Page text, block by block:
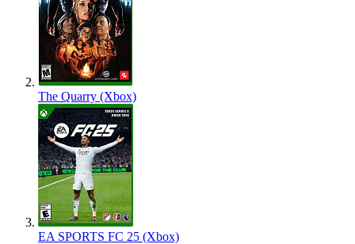
The Quarry (Xbox)
EA SPORTS FC 25 (Xbox)